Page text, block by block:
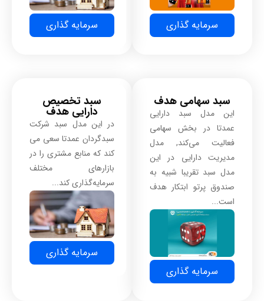
سرمایه گذاری سرمایه گذاری
سبد سهامی هدف ​
این مدل سبد دارایی
عمدتا در بخش سهامی
فعالیت می‌کند, مدل
مدیریت دارایی در این
مدل سبد تقریبا شبیه به
صندوق پرتو ابتکار هدف
است...
سرمایه گذاری
سبد تخصیص
دارایی هدف
در این مدل سبد شرکت
سبدگردان عمدتا سعی می
کند که منابع مشتری را در
بازارهای مختلف
سرمایه‌گذاری کند...
سرمایه گذاری